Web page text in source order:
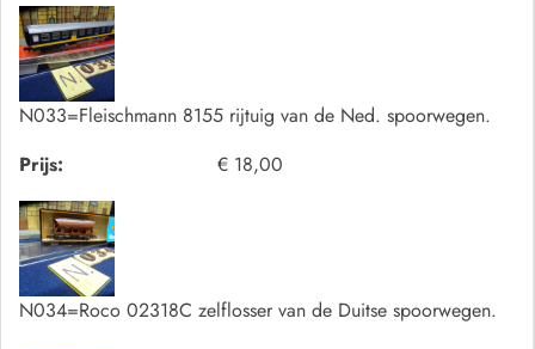
N033=Fleischmann 8155 rijtuig van de Ned. spoorwegen.
Prijs:
€ 18,00
N034=Roco 02318C zelflosser van de Duitse spoorwegen.